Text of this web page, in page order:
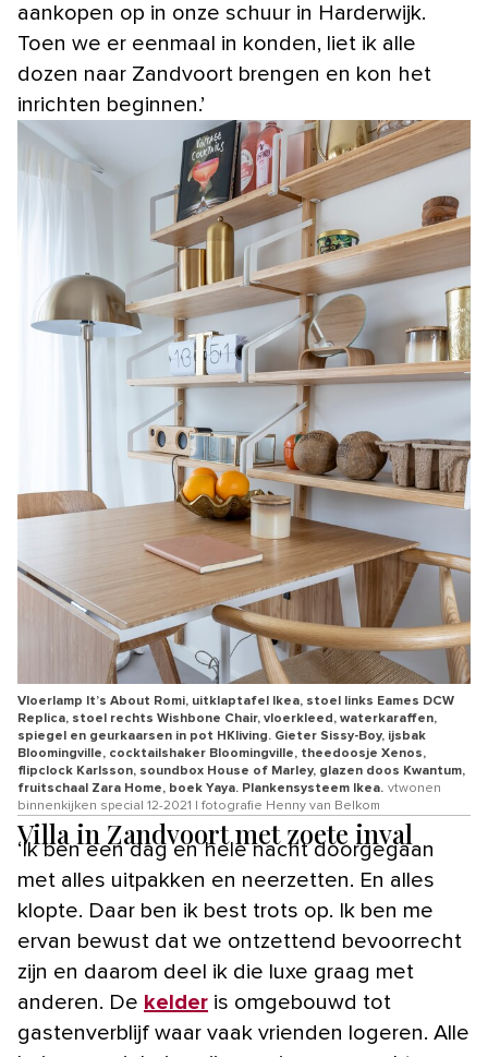
aankopen op in onze schuur in Harderwijk.
Toen we er eenmaal in konden, liet ik alle
dozen naar Zandvoort brengen en kon het
inrichten beginnen.’
Vloerlamp It’s About Romi, uitklaptafel Ikea, stoel links Eames DCW
Replica, stoel rechts Wishbone Chair, vloerkleed, waterkaraffen,
spiegel en geurkaarsen in pot HKliving. Gieter Sissy-Boy, ijsbak
Bloomingville, cocktailshaker Bloomingville, theedoosje Xenos,
flipclock Karlsson, soundbox House of Marley, glazen doos Kwantum,
fruitschaal Zara Home, boek Yaya. Plankensysteem Ikea. vtwonen
binnenkijken special 12-2021 | fotografie Henny van Belkom
Villa in Zandvoort met zoete inval
‘Ik ben een dag en hele nacht doorgegaan
met alles uitpakken en neerzetten. En alles
klopte. Daar ben ik best trots op. Ik ben me
ervan bewust dat we ontzettend bevoorrecht
zijn en daarom deel ik die luxe graag met
anderen. De kelder is omgebouwd tot
gastenverblijf waar vaak vrienden logeren. Alle